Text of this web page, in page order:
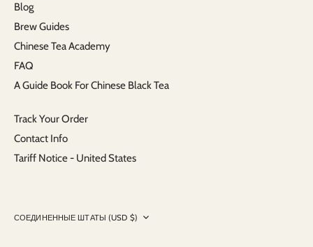
Blog
Brew Guides
Chinese Tea Academy
FAQ
A Guide Book For Chinese Black Tea
Track Your Order
Contact Info
Tariff Notice - United States
Currency
СОЕДИНЕННЫЕ ШТАТЫ (USD $)